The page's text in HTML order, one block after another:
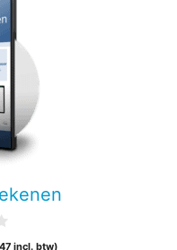
incl. btw)